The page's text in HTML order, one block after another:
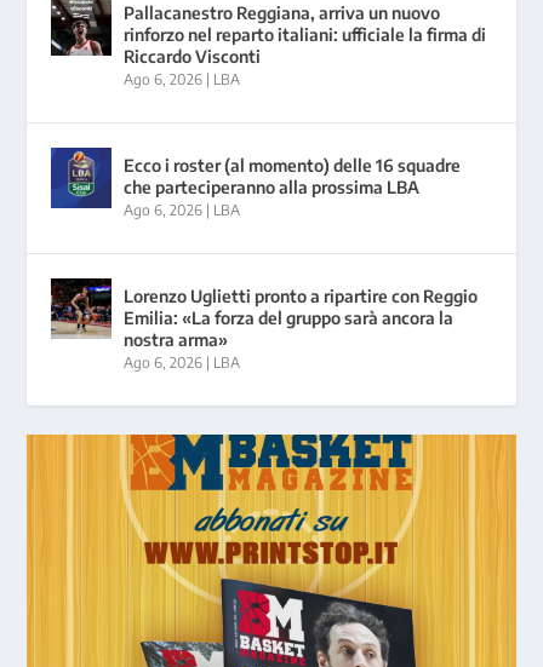
Pallacanestro Reggiana, arriva un nuovo
rinforzo nel reparto italiani: ufficiale la firma di
Riccardo Visconti
Ago 6, 2026 | LBA
Ecco i roster (al momento) delle 16 squadre
che parteciperanno alla prossima LBA
Ago 6, 2026 | LBA
Lorenzo Uglietti pronto a ripartire con Reggio
Emilia: «La forza del gruppo sarà ancora la
nostra arma»
Ago 6, 2026 | LBA